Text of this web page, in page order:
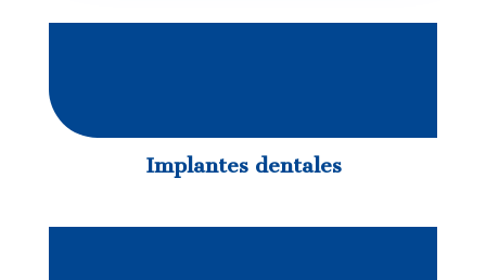
Implantes dentales